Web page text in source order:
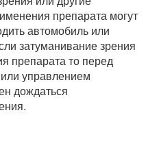
препарата могут
автомобиль или
затуманивание зрения
препарата то перед
управлением
дождаться